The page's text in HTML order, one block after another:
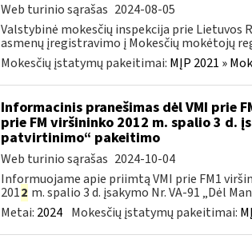
Web turinio sąrašas 2024-08-05
Valstybinė mokesčių inspekcija prie
asmenų įregistravimo į Mokesčių mokėtojų
Mokesčių įstatymų pakeitimai: MĮP 2021 »
Informacinis pranešimas dėl VMI prie
prie FM viršininko 2012 m. spalio 3 d.
patvirtinimo“ pakeitimo
Web turinio sąrašas 2024-10-04
Informuojame apie priimtą VMI prie FM1
2012 m. spalio 3 d. įsakymo Nr. VA-91 „Dėl
Metai: 2024 Mokesčių įstatymų pakeitimai: